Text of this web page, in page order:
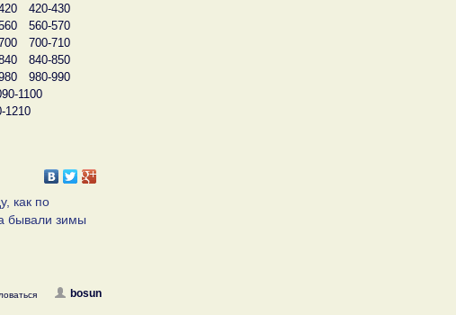
420-430
560-570
700-710
840-850
980-990
1100
1210
как по
бывали зимы
bosun